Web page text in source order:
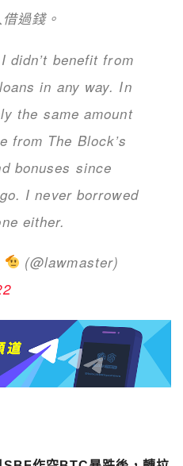
過錢。
didn’t benefit from
in any way. In
the same amount
from The Block’s
bonuses since
I never borrowed
either.
(@lawmaster)